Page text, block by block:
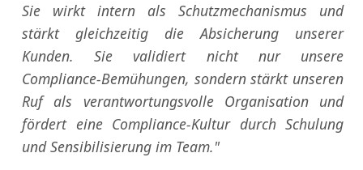
Sie wirkt intern als Schutzmechanismus und
stärkt gleichzeitig die Absicherung unserer
Kunden. Sie validiert nicht nur unsere
Compliance-Bemühungen, sondern stärkt unseren
Ruf als verantwortungsvolle Organisation und
fördert eine Compliance-Kultur durch Schulung
und Sensibilisierung im Team."